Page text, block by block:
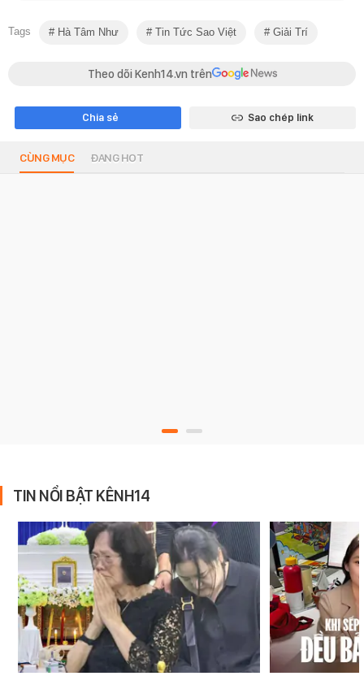
Tags Hà Tâm Như Tin Tức Sao Việt Giải Trí
Theo dõi Kenh14.vn trên
Chia sẻ Sao chép link
CÙNG MỤC ĐANG HOT
TIN NỔI BẬT KÊNH14